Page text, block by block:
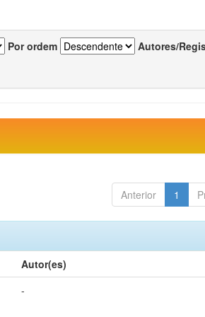
Por ordem Autores/
Anterior 1
Autor(es)
-